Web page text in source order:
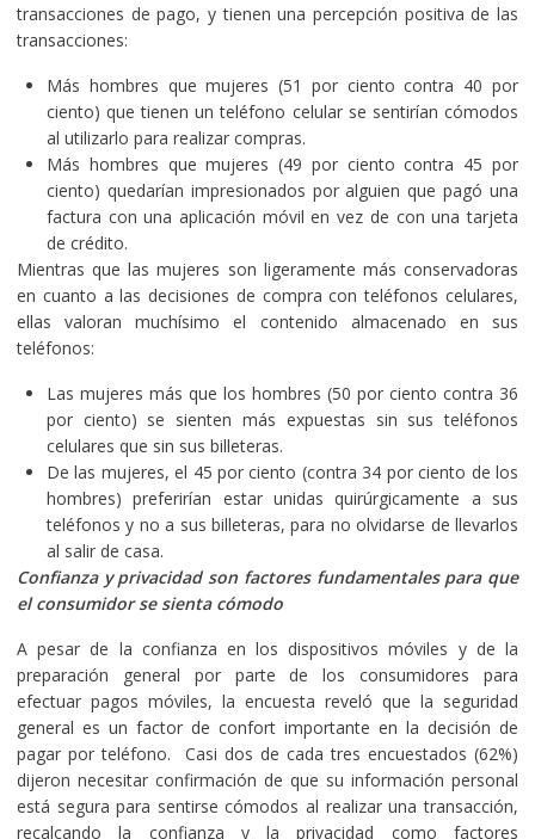
transacciones de pago, y tienen una percepción positiva de las
transacciones:
Más hombres que mujeres (51 por ciento contra 40 por
ciento) que tienen un teléfono celular se sentirían cómodos
al utilizarlo para realizar compras.
Más hombres que mujeres (49 por ciento contra 45 por
ciento) quedarían impresionados por alguien que pagó una
factura con una aplicación móvil en vez de con una tarjeta
de crédito.
Mientras que las mujeres son ligeramente más conservadoras
en cuanto a las decisiones de compra con teléfonos celulares,
ellas valoran muchísimo el contenido almacenado en sus
teléfonos:
Las mujeres más que los hombres (50 por ciento contra 36
por ciento) se sienten más expuestas sin sus teléfonos
celulares que sin sus billeteras.
De las mujeres, el 45 por ciento (contra 34 por ciento de los
hombres) preferirían estar unidas quirúrgicamente a sus
teléfonos y no a sus billeteras, para no olvidarse de llevarlos
al salir de casa.
Confianza y privacidad son factores fundamentales para que
el consumidor se sienta cómodo
A pesar de la confianza en los dispositivos móviles y de la
preparación general por parte de los consumidores para
efectuar pagos móviles, la encuesta reveló que la seguridad
general es un factor de confort importante en la decisión de
pagar por teléfono. Casi dos de cada tres encuestados (62%)
dijeron necesitar confirmación de que su información personal
está segura para sentirse cómodos al realizar una transacción,
recalcando la confianza y la privacidad como factores